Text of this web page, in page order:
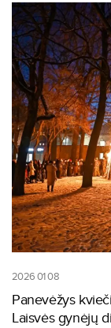
2026 01 08
Panevėžys
Laisvės gynėjų